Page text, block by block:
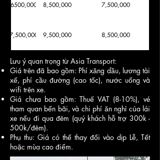
6500,000 8,500,000 7,500,000
7,500,000 9,500,000 8,500,000
2,000,000 3,000,000 2,800,000
1,800,000 2,600,000 2,300,000
2,300,000 2,800,000
2,300,000 2,800,000 2,500,000
Lưu ý quan trọng từ Asia Transport:
Giá trên đã bao gồm: Phí xăng dầu, lương tài
xế, phí cầu đường (cao tốc), nước uống và
wifi trên xe.
Giá chưa bao gồm: Thuế VAT (8-10%), vé
tham quan bến bãi, và chi phí ăn nghỉ của lái
xe nếu đi qua đêm (quý khách hỗ trợ 300k -
500k/đêm).
Phụ thu: Giá có thể thay đổi vào dịp Lễ, Tết
hoặc mùa cao điểm.